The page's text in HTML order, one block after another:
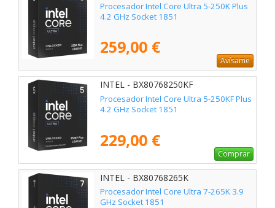
Procesador Intel Core Ultra 5-250K Plus
4.2 GHz Socket 1851
259,00 €
Avísame
INTEL - BX80768250KF
Procesador Intel Core Ultra 5-250KF Plus
4.2 GHz Socket 1851
229,00 €
Comprar
INTEL - BX80768265K
Procesador Intel Core Ultra 7-265K 3.9
GHz Socket 1851